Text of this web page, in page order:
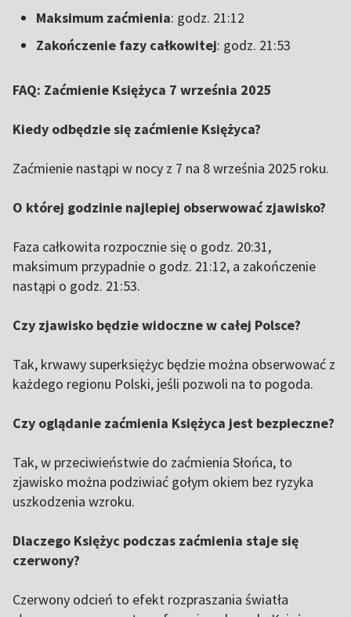
Maksimum zaćmienia: godz. 21:12
Zakończenie fazy całkowitej: godz. 21:53
FAQ: Zaćmienie Księżyca 7 września 2025
Kiedy odbędzie się zaćmienie Księżyca?
Zaćmienie nastąpi w nocy z 7 na 8 września 2025 roku.
O której godzinie najlepiej obserwować zjawisko?
Faza całkowita rozpocznie się o godz. 20:31,
maksimum przypadnie o godz. 21:12, a zakończenie
nastąpi o godz. 21:53.
Czy zjawisko będzie widoczne w całej Polsce?
Tak, krwawy superksiężyc będzie można obserwować z
każdego regionu Polski, jeśli pozwoli na to pogoda.
Czy oglądanie zaćmienia Księżyca jest bezpieczne?
Tak, w przeciwieństwie do zaćmienia Słońca, to
zjawisko można podziwiać gołym okiem bez ryzyka
uszkodzenia wzroku.
Dlaczego Księżyc podczas zaćmienia staje się
czerwony?
Czerwony odcień to efekt rozpraszania światła